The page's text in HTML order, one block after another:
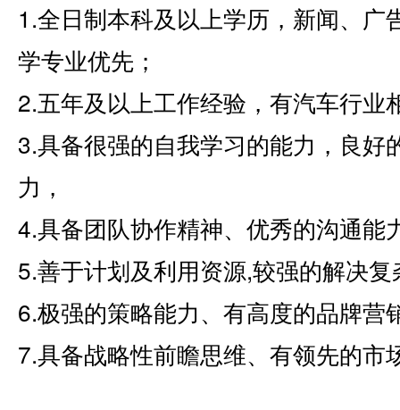
1.全日制本科及以上学历，新闻、
学专业优先；
2.五年及以上工作经验，有汽车行业
3.具备很强的自我学习的能力，良好
力，
4.具备团队协作精神、优秀的沟通能
5.善于计划及利用资源,较强的解决
6.极强的策略能力、有高度的品牌营
7.具备战略性前瞻思维、有领先的市